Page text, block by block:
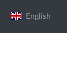
English